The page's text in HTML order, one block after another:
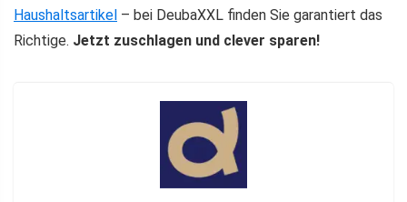
Haushaltsartikel – bei DeubaXXL finden Sie garantiert das
Richtige. Jetzt zuschlagen und clever sparen!